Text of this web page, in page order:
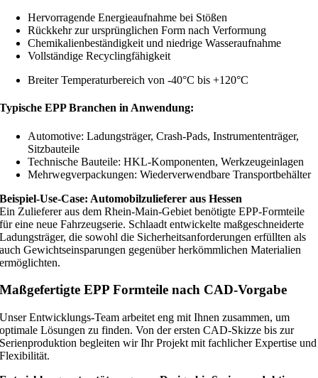
Hervorragende Energieaufnahme bei Stößen
Rückkehr zur ursprünglichen Form nach Verformung
Chemikalienbeständigkeit und niedrige Wasseraufnahme
Vollständige Recyclingfähigkeit
Breiter Temperaturbereich von -40°C bis +120°C
Typische EPP Branchen in Anwendung:
Automotive: Ladungsträger, Crash-Pads, Instrumententräger,
Sitzbauteile
Technische Bauteile: HKL-Komponenten, Werkzeugeinlagen
Mehrwegverpackungen: Wiederverwendbare Transportbehälter
Beispiel-Use-Case: Automobilzulieferer aus Hessen
Ein Zulieferer aus dem Rhein-Main-Gebiet benötigte EPP-Formteile
für eine neue Fahrzeugserie. Schlaadt entwickelte maßgeschneiderte
Ladungsträger, die sowohl die Sicherheitsanforderungen erfüllten als
auch Gewichtseinsparungen gegenüber herkömmlichen Materialien
ermöglichten.
Maßgefertigte EPP Formteile nach CAD-Vorgabe
Unser Entwicklungs-Team arbeitet eng mit Ihnen zusammen, um
optimale Lösungen zu finden. Von der ersten CAD-Skizze bis zur
Serienproduktion begleiten wir Ihr Projekt mit fachlicher Expertise und
Flexibilität.